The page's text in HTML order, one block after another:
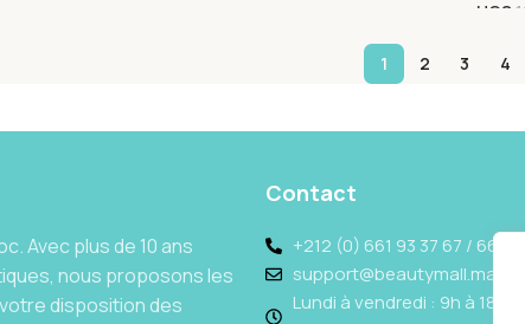
UGS
1 2 3 4
Avec plus de 10 ans
nous proposons les
disposition des
Contact
+212 (0) 661 93 37 67 / 662 69
support@beautymall.ma
Lundi à vendredi : 9h à 18h -